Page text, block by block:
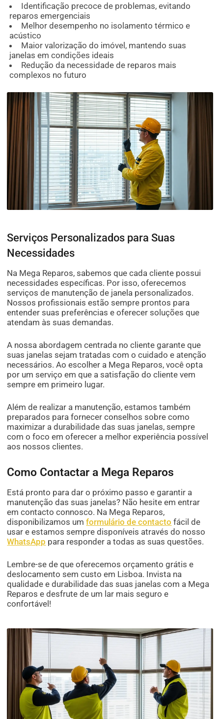
Identificação precoce de problemas, evitando
reparos emergenciais
Melhor desempenho no isolamento térmico e
acústico
Maior valorização do imóvel, mantendo suas
janelas em condições ideais
Redução da necessidade de reparos mais
complexos no futuro
Serviços Personalizados para Suas
Necessidades
Na Mega Reparos, sabemos que cada cliente possui
necessidades específicas. Por isso, oferecemos
serviços de manutenção de janela personalizados.
Nossos profissionais estão sempre prontos para
entender suas preferências e oferecer soluções que
atendam às suas demandas.
A nossa abordagem centrada no cliente garante que
suas janelas sejam tratadas com o cuidado e atenção
necessários. Ao escolher a Mega Reparos, você opta
por um serviço em que a satisfação do cliente vem
sempre em primeiro lugar.
Além de realizar a manutenção, estamos também
preparados para fornecer conselhos sobre como
maximizar a durabilidade das suas janelas, sempre
com o foco em oferecer a melhor experiência possível
aos nossos clientes.
Como Contactar a Mega Reparos
Está pronto para dar o próximo passo e garantir a
manutenção das suas janelas? Não hesite em entrar
em contacto connosco. Na Mega Reparos,
disponibilizamos umformulário de contacto fácil de
usar e estamos sempre disponíveis através do nosso
WhatsApp para responder a todas as suas questões.
Lembre-se de que oferecemos orçamento grátis e
deslocamento sem custo em Lisboa. Invista na
qualidade e durabilidade das suas janelas com a Mega
Reparos e desfrute de um lar mais seguro e
confortável!